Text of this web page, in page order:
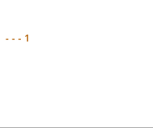
- - - 1